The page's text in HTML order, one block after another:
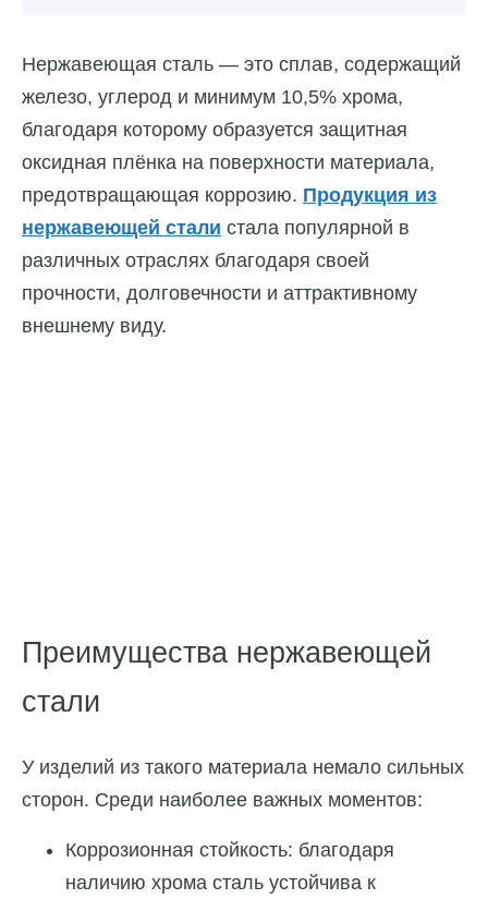
Нержавеющая сталь — это сплав, содержащий
железо, углерод и минимум 10,5% хрома,
благодаря которому образуется защитная
оксидная плёнка на поверхности материала,
предотвращающая коррозию. Продукция из
нержавеющей стали стала популярной в
различных отраслях благодаря своей
прочности, долговечности и аттрактивному
внешнему виду.
Преимущества нержавеющей
стали
У изделий из такого материала немало сильных
сторон. Среди наиболее важных моментов:
Коррозионная стойкость: благодаря
наличию хрома сталь устойчива к